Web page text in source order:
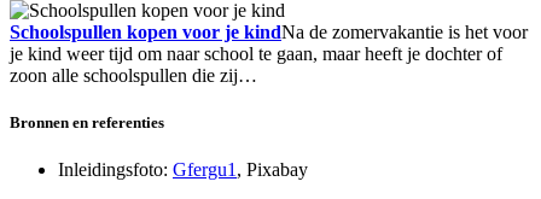
Schoolspullen kopen voor je kindNa de zomervakantie is het voor
je kind weer tijd om naar school te gaan, maar heeft je dochter of
zoon alle schoolspullen die zij…
Bronnen en referenties
Inleidingsfoto: Gfergu1 , Pixabay